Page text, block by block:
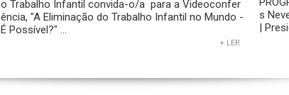
o Trabalho Infantil convida-o/a para a Videoconfer
ência, "A Eliminação do Trabalho Infantil no Mundo -
É Possível?" ...
+ LER
s
|